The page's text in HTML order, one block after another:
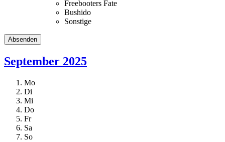
Freebooters Fate
Bushido
Sonstige
September 2025
Mo
Di
Mi
Do
Fr
Sa
So